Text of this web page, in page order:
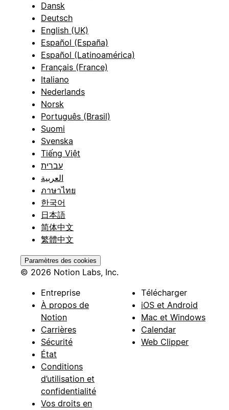
Dansk
Deutsch
English (UK)
Español (España)
Español (Latinoamérica)
Français (France)
Italiano
Nederlands
Norsk
Português (Brasil)
Suomi
Svenska
Tiếng Việt
עברית
العربية
ภาษาไทย
한국어
日本語
简体中文
繁體中文
Paramètres des cookies
© 2026 Notion Labs, Inc.
Entreprise
À propos de
Notion
Carrières
Sécurité
État
Conditions
d’utilisation et
confidentialité
Vos droits en
Télécharger
iOS et Android
Mac et Windows
Calendar
Web Clipper